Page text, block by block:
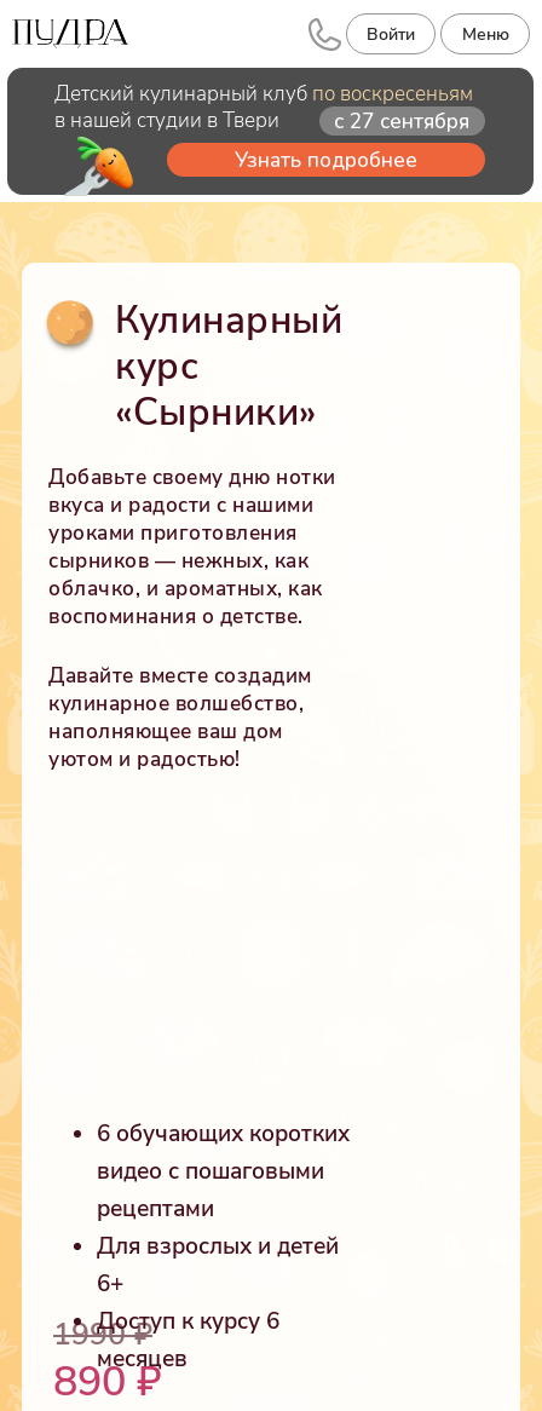
Войти Меню
Детский кулинарный клубпо воскресеньям
в нашей студии в Твери
с 27 сентября
Узнать подробнее
Кулинарный
курс
«Сырники»
Добавьте своему дню нотки
вкуса и радости с нашими
уроками приготовления
сырников — нежных, как
облачко, и ароматных, как
воспоминания о детстве.
6 обучающих коротких
видео с пошаговыми
рецептами
Для взрослых и детей
6+
Доступ к курсу 6
месяцев
1990₽
890₽
Давайте вместе создадим
кулинарное волшебство,
наполняющее ваш дом
уютом и радостью!